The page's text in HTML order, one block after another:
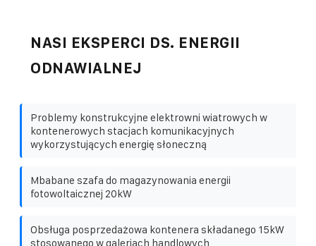
NASI EKSPERCI DS. ENERGII
ODNAWIALNEJ
Problemy konstrukcyjne elektrowni wiatrowych w
kontenerowych stacjach komunikacyjnych
wykorzystujących energię słoneczną
Mbabane szafa do magazynowania energii
fotowoltaicznej 20kW
Obsługa posprzedażowa kontenera składanego 15kW
stosowanego w galeriach handlowych